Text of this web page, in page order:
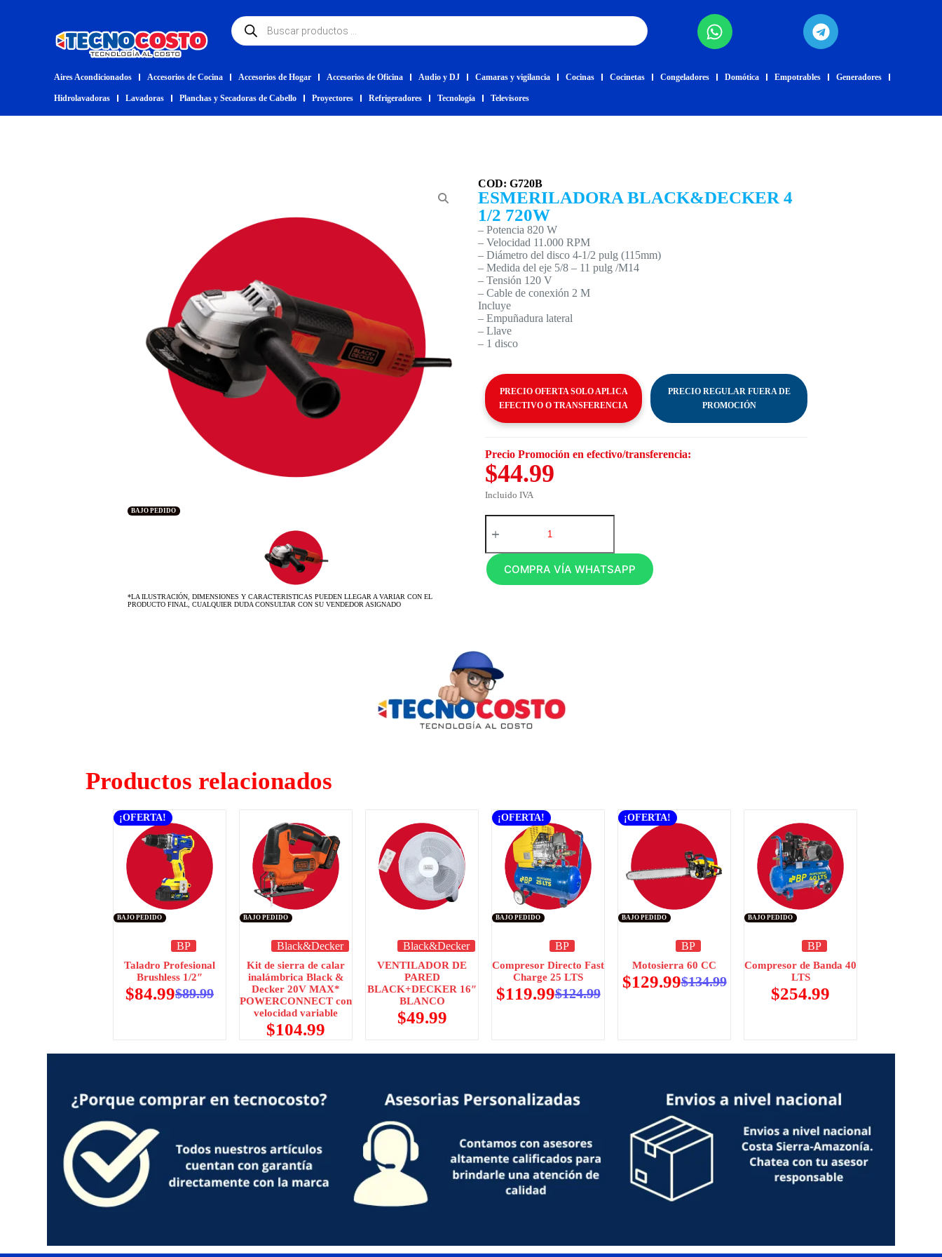
Aires Acondicionados Accesorios de Cocina Accesorios de Hogar Accesorios de Oficina Audio y DJ Camaras y vigilancia Cocinas Cocinetas Congeladores Domótica Empotrables Generadores
Hidrolavadoras Lavadoras Planchas y Secadoras de Cabello Proyectores Refrigeradores Tecnología Televisores
BAJO PEDIDO
*LA ILUSTRACIÓN, DIMENSIONES Y CARACTERISTICAS PUEDEN LLEGAR A VARIAR CON EL
PRODUCTO FINAL, CUALQUIER DUDA CONSULTAR CON SU VENDEDOR ASIGNADO
COD: G720B
ESMERILADORA BLACK&DECKER 4
1/2 720W
– Potencia 820 W
– Velocidad 11.000 RPM
– Diámetro del disco 4-1/2 pulg (115mm)
– Medida del eje 5/8 – 11 pulg /M14
– Tensión 120 V
– Cable de conexión 2 M
Incluye
– Empuñadura lateral
– Llave
– 1 disco
PRECIO OFERTA SOLO APLICA
EFECTIVO O TRANSFERENCIA
PRECIO REGULAR FUERA DE
PROMOCIÓN
Precio Promoción en efectivo/transferencia:
$44.99
Incluido IVA
COMPRA VÍA WHATSAPP
Productos relacionados
BAJO PEDIDO
¡OFERTA!
BP
Taladro Profesional
Brushless 1/2″
$89.99
$84.99
BAJO PEDIDO
Black&Decker
Kit de sierra de calar
inalámbrica Black &
Decker 20V MAX*
POWERCONNECT con
velocidad variable
$104.99
Black&Decker
VENTILADOR DE
PARED
BLACK+DECKER 16″
BLANCO
$49.99
BAJO PEDIDO
¡OFERTA!
BP
Compresor Directo Fast
Charge 25 LTS
$124.99
$119.99
BAJO PEDIDO
¡OFERTA!
BP
Motosierra 60 CC
$134.99
$129.99
BAJO PEDIDO
BP
Compresor de Banda 40
LTS
$254.99